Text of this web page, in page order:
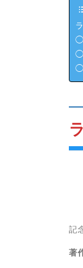
◯
◯
記
著